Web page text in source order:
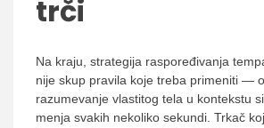
trči
Na kraju, strategija raspoređivanja
nije skup pravila koje treba primeniti —
razumevanje vlastitog tela u kontekstu
menja svakih nekoliko sekundi. Trkač